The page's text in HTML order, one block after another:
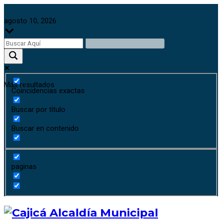
agosto 10, 2026
Más resultados
Coincidencias exactas
Buscar por título
Buscar en contenido
paginas